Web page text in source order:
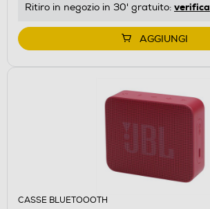
Ritiro in negozio in 30' gratuito: verifica
AGGIUNGI
CASSE BLUETOOOTH